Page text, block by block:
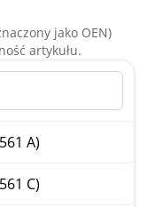
jako OEN)
artykułu.
A)
C)